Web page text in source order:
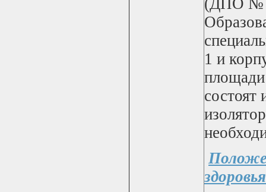
1 и
площади
состоят